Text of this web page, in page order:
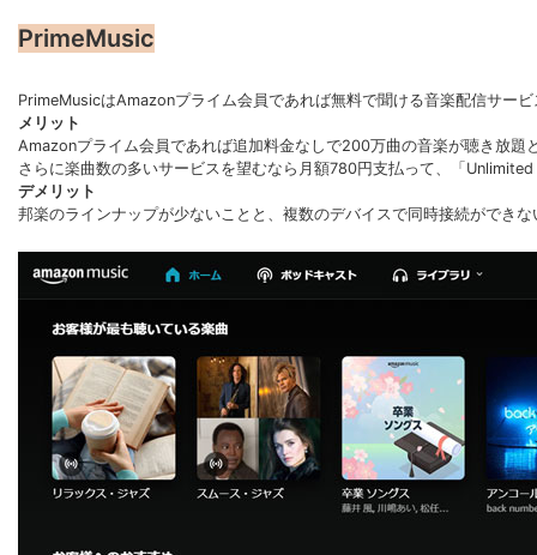
PrimeMusic
PrimeMusicはAmazonプライム会員であれば無料で聞ける音楽配信サー
メリット
Amazonプライム会員であれば追加料金なしで200万曲の音楽が聴き放題
さらに楽曲数の多いサービスを望むなら月額780円支払って、「
デメリット
邦楽のラインナップが少ないことと、複数のデバイスで同時接続ができな